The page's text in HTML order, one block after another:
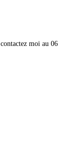
moi au 06